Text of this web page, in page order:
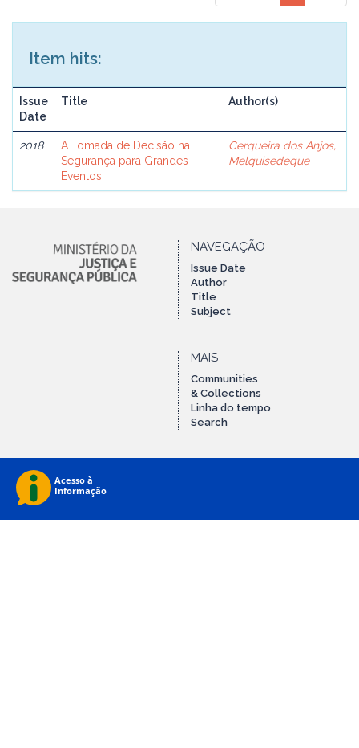
Item hits:
Issue
Date
Title Author(s)
2018
A Tomada de Decisão na
Segurança para Grandes
Eventos
Cerqueira dos Anjos,
Melquisedeque
NAVEGAÇÃO
Issue Date
Author
Title
Subject
MAIS
Communities
& Collections
Linha do tempo
Search